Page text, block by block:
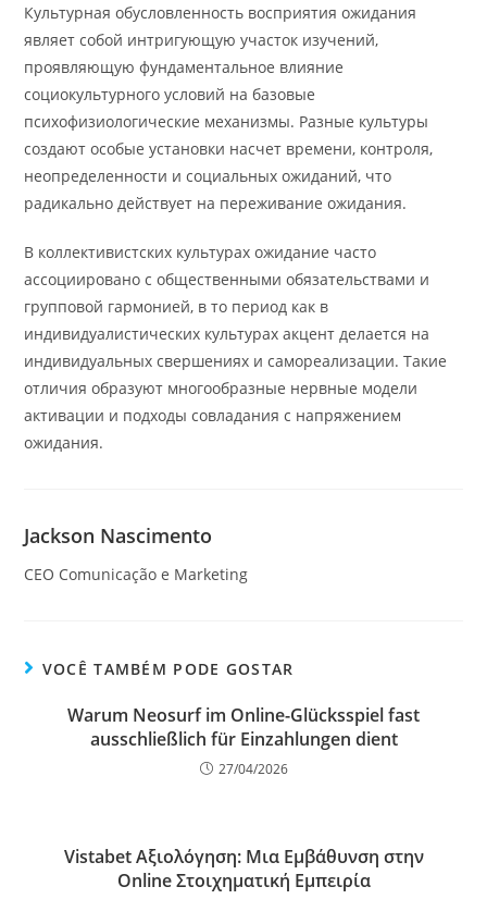
Культурная обусловленность восприятия ожидания
являет собой интригующую участок изучений,
проявляющую фундаментальное влияние
социокультурного условий на базовые
психофизиологические механизмы. Разные культуры
создают особые установки насчет времени, контроля,
неопределенности и социальных ожиданий, что
радикально действует на переживание ожидания.
В коллективистских культурах ожидание часто
ассоциировано с общественными обязательствами и
групповой гармонией, в то период как в
индивидуалистических культурах акцент делается на
индивидуальных свершениях и самореализации. Такие
отличия образуют многообразные нервные модели
активации и подходы совладания с напряжением
ожидания.
Jackson Nascimento
CEO Comunicação e Marketing
VOCÊ TAMBÉM PODE GOSTAR
Warum Neosurf im Online-Glücksspiel fast
ausschließlich für Einzahlungen dient
27/04/2026
Vistabet Αξιολόγηση: Μια Εμβάθυνση στην
Online Στοιχηματική Εμπειρία